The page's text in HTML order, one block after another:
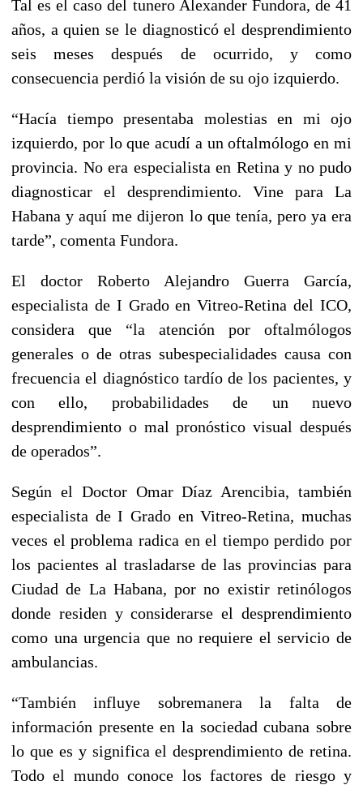
Tal es el caso del tunero Alexander Fundora, de 41
años, a quien se le diagnosticó el desprendimiento
seis meses después de ocurrido, y como
consecuencia perdió la visión de su ojo izquierdo.
“Hacía tiempo presentaba molestias en mi ojo
izquierdo, por lo que acudí a un oftalmólogo en mi
provincia. No era especialista en Retina y no pudo
diagnosticar el desprendimiento. Vine para La
Habana y aquí me dijeron lo que tenía, pero ya era
tarde”, comenta Fundora.
El doctor Roberto Alejandro Guerra García,
especialista de I Grado en Vitreo-Retina del ICO,
considera que “la atención por oftalmólogos
generales o de otras subespecialidades causa con
frecuencia el diagnóstico tardío de los pacientes, y
con ello, probabilidades de un nuevo
desprendimiento o mal pronóstico visual después
de operados”.
Según el Doctor Omar Díaz Arencibia, también
especialista de I Grado en Vitreo-Retina, muchas
veces el problema radica en el tiempo perdido por
los pacientes al trasladarse de las provincias para
Ciudad de La Habana, por no existir retinólogos
donde residen y considerarse el desprendimiento
como una urgencia que no requiere el servicio de
ambulancias.
“También influye sobremanera la falta de
información presente en la sociedad cubana sobre
lo que es y significa el desprendimiento de retina.
Todo el mundo conoce los factores de riesgo y